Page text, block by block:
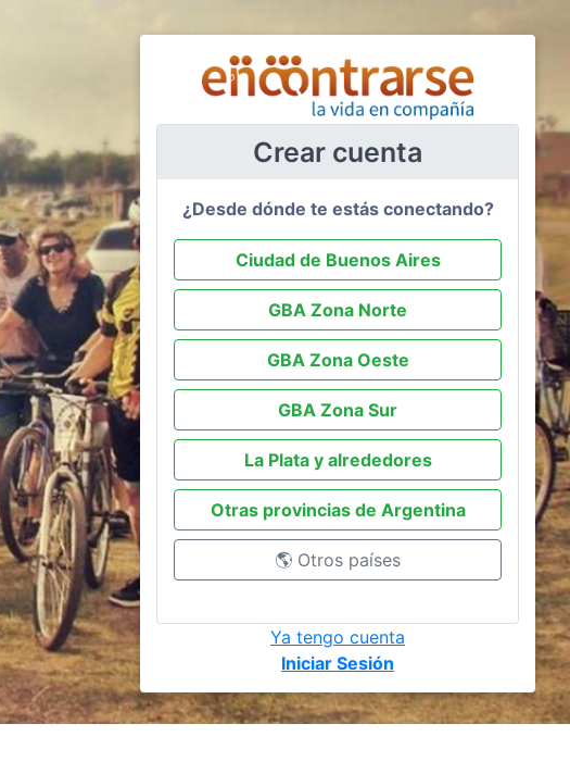
Crear cuenta
¿Desde dónde te estás conectando?
Ciudad de Buenos Aires
GBA Zona Norte
GBA Zona Oeste
GBA Zona Sur
La Plata y alrededores
Otras provincias de Argentina
🌎 Otros países
Ya tengo cuenta
Iniciar Sesión